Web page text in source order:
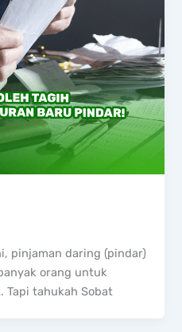
pinjaman daring (pindar)
orang untuk
Tapi tahukah Sobat